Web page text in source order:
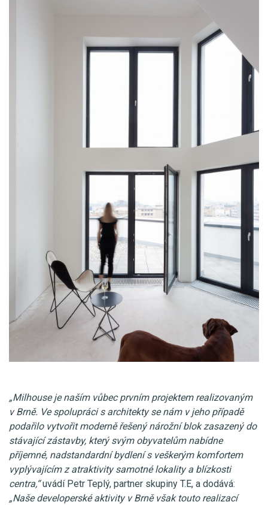
„Milhouse je naším vůbec prvním projektem realizovaným
v Brně. Ve spolupráci s architekty se nám v jeho případě
podařilo vytvořit moderně řešený nárožní blok zasazený do
stávající zástavby, který svým obyvatelům nabídne
příjemné, nadstandardní bydlení s veškerým komfortem
vyplývajícím z atraktivity samotné lokality a blízkosti
centra,“uvádí Petr Teplý, partner skupiny T.E, a dodává:
„Naše developerské aktivity v Brně však touto realizací